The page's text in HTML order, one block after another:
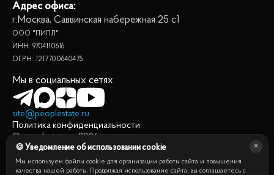
Адрес офиса:
г.Москва, Саввинская набережная 25 с1
ООО "ПИПЛ"
ИНН: 9704110616
ОГРН: 1217700640475
Мы в социальных сетях
site@peoplestate.ru
Политика конфиденциальности
© peoplestate.ru2026
Представленная на сайте информация, в т.ч. стоимости
квартир, носит информационный характер и не является
публичной офертой. Условия продажи квартиры могут быть
🍪 Уведомление об использовании cookie
Мы используем файлы cookie для организации работы сайта и повышения
качества нашей работы. Продолжая использование сайта, вы соглашаетесь с